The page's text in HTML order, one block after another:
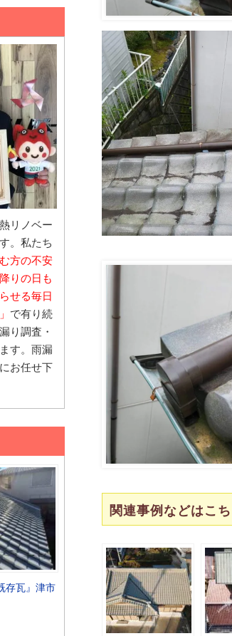
関連事例などはこち
リノベー
。私たち
方の不安
りの日も
せる毎日
で有り続
り調査・
す。雨漏
お任せ下
存瓦』津市